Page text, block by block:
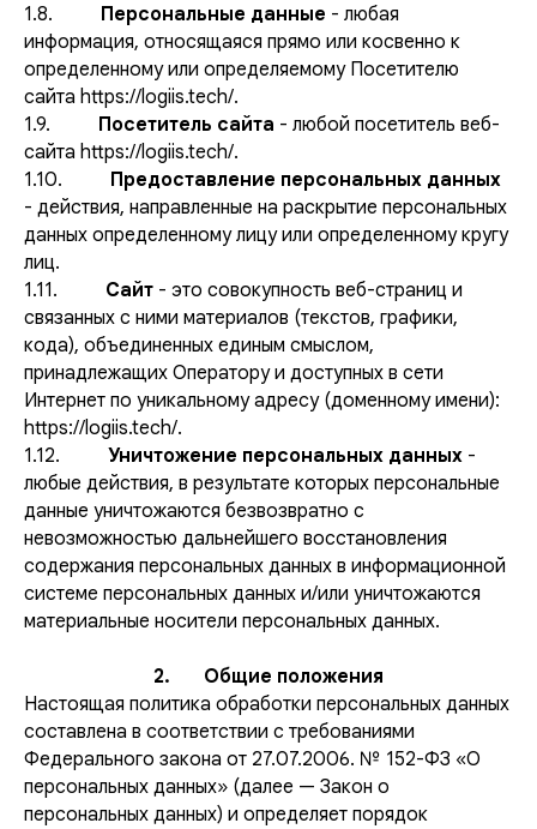
1.8. Персональные данные - любая
информация, относящаяся прямо или косвенно к
определенному или определяемому Посетителю
сайта https://logiis.tech/.
1.9. Посетитель сайта - любой посетитель веб-
сайта https://logiis.tech/.
1.10. Предоставление персональных данных
- действия, направленные на раскрытие персональных
данных определенному лицу или определенному кругу
лиц.
1.11. Сайт - это совокупность веб-страниц и
связанных с ними материалов (текстов, графики,
кода), объединенных единым смыслом,
принадлежащих Оператору и доступных в сети
Интернет по уникальному адресу (доменному имени):
https://logiis.tech/.
1.12. Уничтожение персональных данных -
любые действия, в результате которых персональные
данные уничтожаются безвозвратно с
невозможностью дальнейшего восстановления
содержания персональных данных в информационной
системе персональных данных и/или уничтожаются
материальные носители персональных данных.
2. Общие положения
Настоящая политика обработки персональных данных
составлена в соответствии с требованиями
Федерального закона от 27.07.2006. № 152-ФЗ «О
персональных данных» (далее — Закон о
персональных данных) и определяет порядок